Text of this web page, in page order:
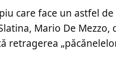
care face un astfel
Mario De
retragerea